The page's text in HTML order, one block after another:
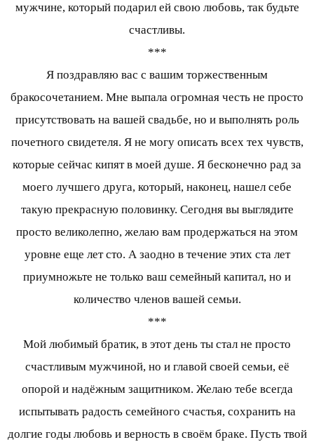
мужчине, который подарил ей свою любовь, так будьте
счастливы.
***
Я поздравляю вас с вашим торжественным
бракосочетанием. Мне выпала огромная честь не просто
присутствовать на вашей свадьбе, но и выполнять роль
почетного свидетеля. Я не могу описать всех тех чувств,
которые сейчас кипят в моей душе. Я бесконечно рад за
моего лучшего друга, который, наконец, нашел себе
такую прекрасную половинку. Сегодня вы выглядите
просто великолепно, желаю вам продержаться на этом
уровне еще лет сто. А заодно в течение этих ста лет
приумножьте не только ваш семейный капитал, но и
количество членов вашей семьи.
***
Мой любимый братик, в этот день ты стал не просто
счастливым мужчиной, но и главой своей семьи, её
опорой и надёжным защитником. Желаю тебе всегда
испытывать радость семейного счастья, сохранить на
долгие годы любовь и верность в своём браке. Пусть твой